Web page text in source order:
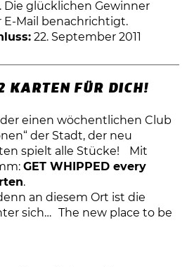
Die glücklichen Gewinner
E-Mail benachrichtigt.
22. September 2011
KARTEN FÜR DICH!
einen wöchentlichen Club
der Stadt, der neu
spielt alle Stücke! Mit
GET WHIPPED every
.
an diesem Ort ist die
sich… The new place to be